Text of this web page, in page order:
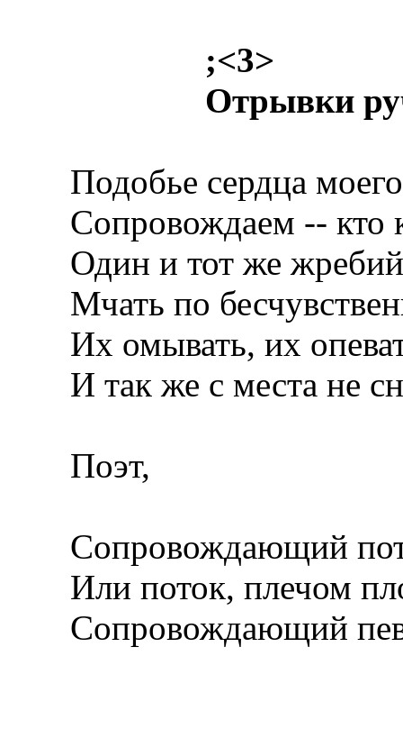
;<3>
Отрывки
Подобье сердца
Сопровождаем -- кто
Один и тот же
Мчать по
Их омывать, их
И так же с места не
Поэт,
Сопровождающий
Или поток, плечом
Сопровождающий